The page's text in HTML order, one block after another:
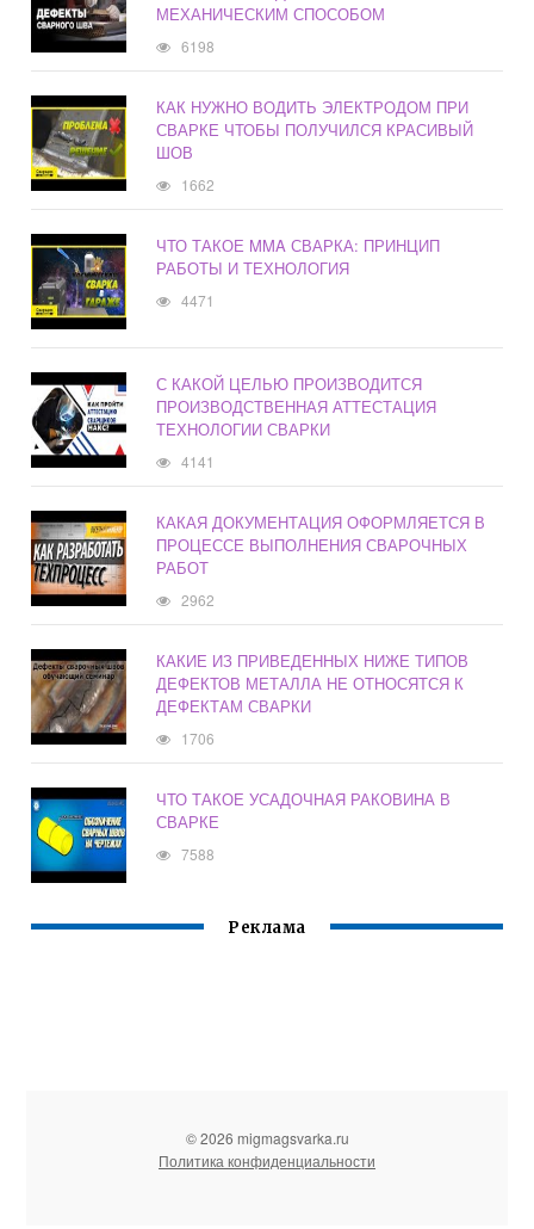
МЕХАНИЧЕСКИМ СПОСОБОМ
6198
КАК НУЖНО ВОДИТЬ ЭЛЕКТРОДОМ ПРИ
СВАРКЕ ЧТОБЫ ПОЛУЧИЛСЯ КРАСИВЫЙ
ШОВ
1662
ЧТО ТАКОЕ MMA СВАРКА: ПРИНЦИП
РАБОТЫ И ТЕХНОЛОГИЯ
4471
С КАКОЙ ЦЕЛЬЮ ПРОИЗВОДИТСЯ
ПРОИЗВОДСТВЕННАЯ АТТЕСТАЦИЯ
ТЕХНОЛОГИИ СВАРКИ
4141
КАКАЯ ДОКУМЕНТАЦИЯ ОФОРМЛЯЕТСЯ В
ПРОЦЕССЕ ВЫПОЛНЕНИЯ СВАРОЧНЫХ
РАБОТ
2962
КАКИЕ ИЗ ПРИВЕДЕННЫХ НИЖЕ ТИПОВ
ДЕФЕКТОВ МЕТАЛЛА НЕ ОТНОСЯТСЯ К
ДЕФЕКТАМ СВАРКИ
1706
ЧТО ТАКОЕ УСАДОЧНАЯ РАКОВИНА В
СВАРКЕ
7588
Реклама
© 2026 migmagsvarka.ru
Политика конфиденциальности